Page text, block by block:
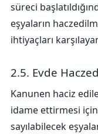
süreci
eşyaların
ihtiyaçları
2.5. Evde
Kanunen haciz
idame ettirmesi
sayılabilecek